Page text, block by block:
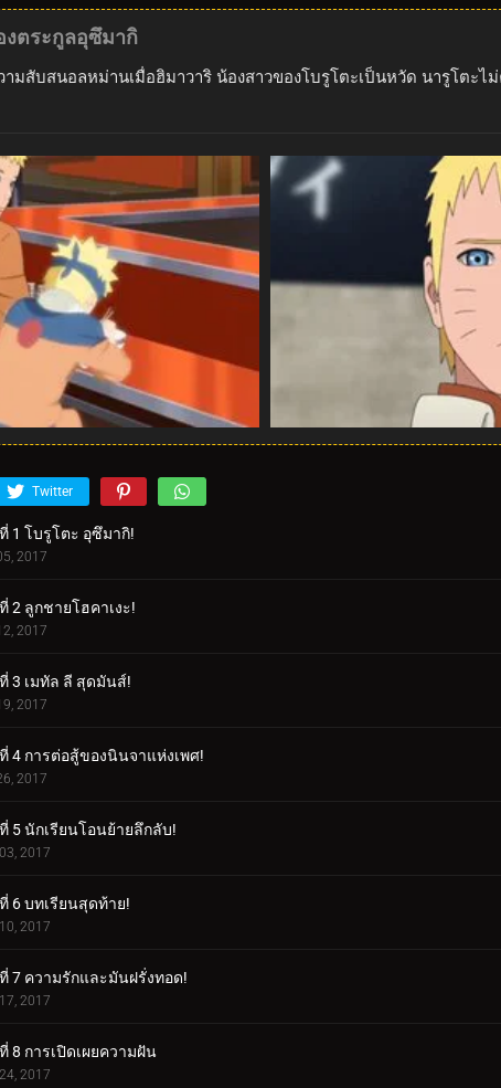
ตระกูลอุซึมากิ
สับสนอลหม่านเมื่อฮิมาวาริ น้องสาวของโบรูโตะเป็นหวัด นารูโตะไ
Twitter
1 โบรูโตะ อุซึมากิ!
2017
2 ลูกชายโฮคาเงะ!
2017
3 เมทัล ลี สุดมันส์!
2017
4 การต่อสู้ของนินจาแห่งเพศ!
2017
5 นักเรียนโอนย้ายลึกลับ!
2017
6 บทเรียนสุดท้าย!
2017
7 ความรักและมันฝรั่งทอด!
2017
8 การเปิดเผยความฝัน
2017